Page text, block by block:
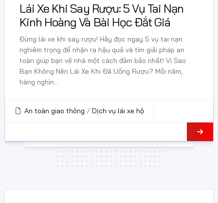
Lái Xe Khi Say Rượu: 5 Vụ Tai Nạn
Kinh Hoàng Và Bài Học Đắt Giá
Đừng lái xe khi say rượu! Hãy đọc ngay 5 vụ tai nạn
nghiêm trọng để nhận ra hậu quả và tìm giải pháp an
toàn giúp bạn về nhà một cách đảm bảo nhất! Vì Sao
Bạn Không Nên Lái Xe Khi Đã Uống Rượu? Mỗi năm,
hàng nghìn...
An toàn giao thông / Dịch vụ lái xe hộ